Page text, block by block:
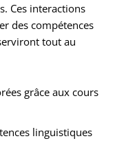
Ces interactions
des compétences
tout au
grâce aux cours
linguistiques